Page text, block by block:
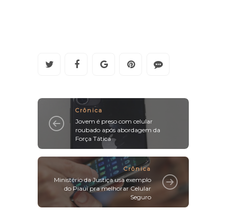
Crônica
Jovem é preso com celular
roubado após abordagem da
Força Tática
Crônica
Ministério da Justiça usa exemplo
do Piauí pra melhorar Celular
Seguro